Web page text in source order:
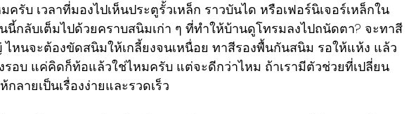
ครับ เวลาที่มองไปเห็นประตูรั้วเหล็ก ราวบันได หรือเฟอร์นิเจอร์เหล็กใน
นี้กลับเต็มไปด้วยคราบสนิมเก่า ๆ ที่ทำให้บ้านดูโทรมลงไปถนัดตา? จะทาสี
ไหนจะต้องขัดสนิมให้เกลี้ยงจนเหนื่อย ทาสีรองพื้นกันสนิม รอให้แห้ง แล้ว
อบ แค่คิดก็ท้อแล้วใช่ไหมครับ แต่จะดีกว่าไหม ถ้าเรามีตัวช่วยที่เปลี่ยน
ลายเป็นเรื่องง่ายและรวดเร็ว